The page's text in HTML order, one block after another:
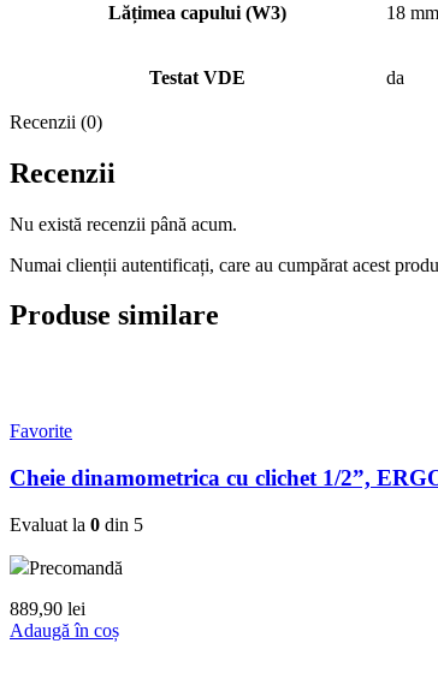
Lățimea capului (W3) 18 mm
Testat VDE da
Recenzii (0)
Recenzii
Nu există recenzii până acum.
Numai clienții autentificați, care au cumpărat acest
Produse similare
Favorite
Cheie dinamometrica cu clichet 1/2”,
Evaluat la 0 din 5
Precomandă
889,90 lei
Adaugă în coș